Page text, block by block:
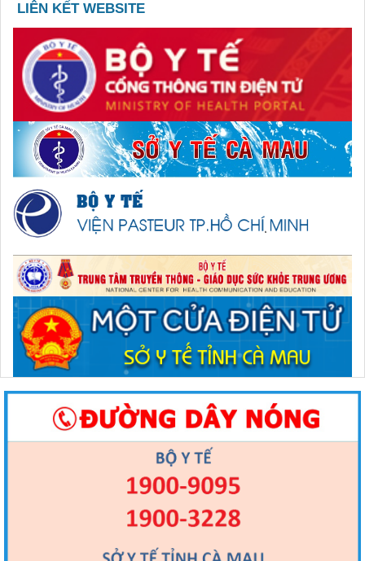
LIÊN KẾT WEBSITE